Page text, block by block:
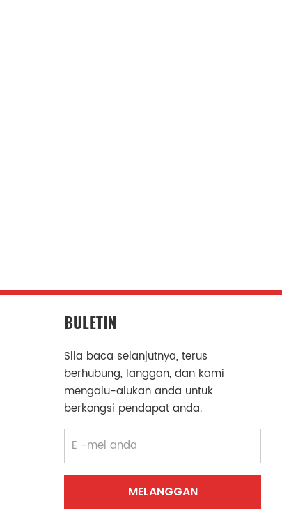
BULETIN
Sila baca selanjutnya, terus
berhubung, langgan, dan kami
mengalu-alukan anda untuk
berkongsi pendapat anda.